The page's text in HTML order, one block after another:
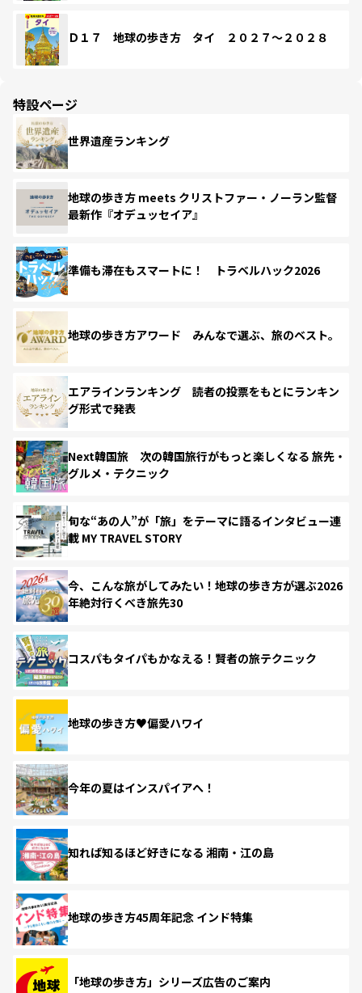
Ｄ１７ 地球の歩き方 タイ ２０２７～２０２８
特設ページ
世界遺産ランキング
地球の歩き方 meets クリストファー・ノーラン監督
最新作『オデュッセイア』
準備も滞在もスマートに！ トラベルハック2026
地球の歩き方アワード みんなで選ぶ、旅のベスト。
エアラインランキング 読者の投票をもとにランキン
グ形式で発表
Next韓国旅 次の韓国旅行がもっと楽しくなる 旅先・
グルメ・テクニック
旬な“あの人”が「旅」をテーマに語るインタビュー連
載 MY TRAVEL STORY
今、こんな旅がしてみたい！地球の歩き方が選ぶ2026
年絶対行くべき旅先30
コスパもタイパもかなえる！賢者の旅テクニック
地球の歩き方♥偏愛ハワイ
今年の夏はインスパイアへ！
知れば知るほど好きになる 湘南・江の島
地球の歩き方45周年記念 インド特集
「地球の歩き方」シリーズ広告のご案内